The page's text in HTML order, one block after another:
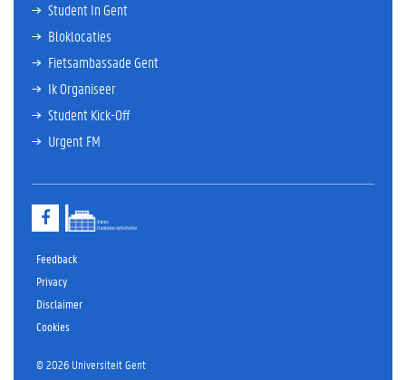
Student In Gent
Bloklocaties
Fietsambassade Gent
Ik Organiseer
Student Kick-Off
Urgent FM
e
o
o
Feedback
Privacy
Disclaimer
Cookies
© 2026 Universiteit Gent